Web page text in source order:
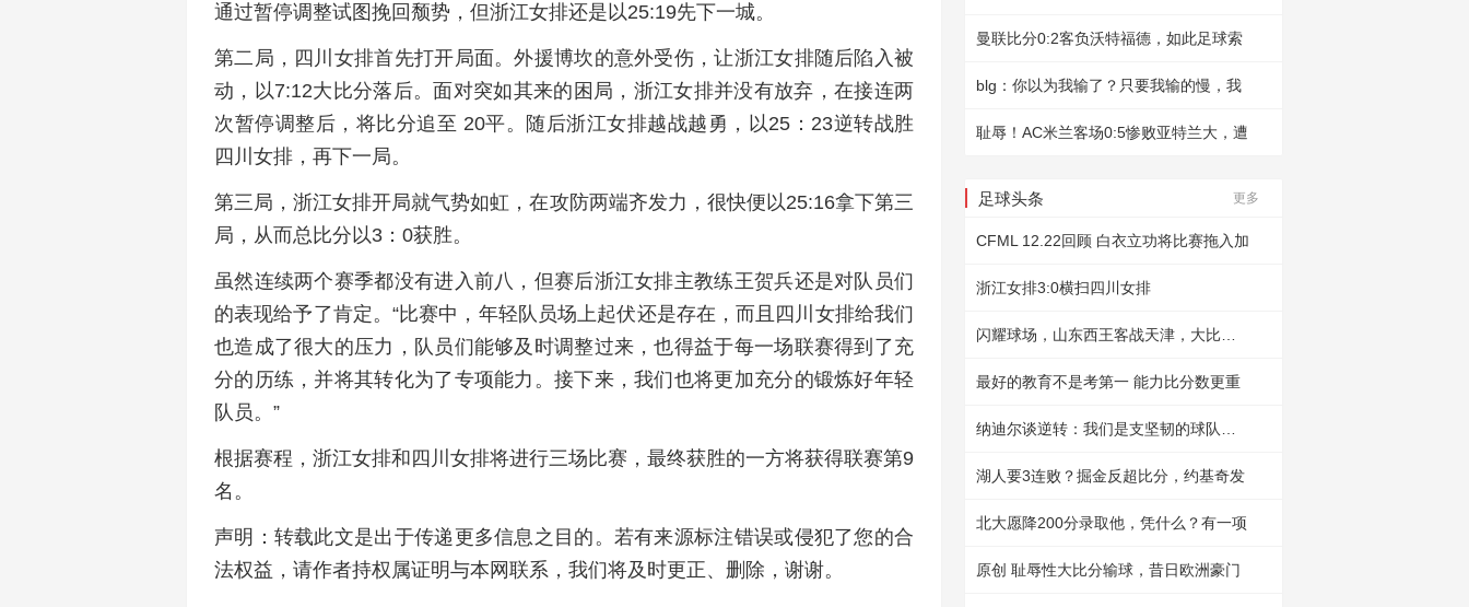
通过暂停调整试图挽回颓势，但浙江女排还是以25:19先下一城。
第二局，四川女排首先打开局面。外援博坎的意外受伤，让浙江女排随后陷入被
动，以7:12大比分落后。面对突如其来的困局，浙江女排并没有放弃，在接连两
次暂停调整后，将比分追至 20平。随后浙江女排越战越勇，以25：23逆转战胜
四川女排，再下一局。
第三局，浙江女排开局就气势如虹，在攻防两端齐发力，很快便以25:16拿下第三
局，从而总比分以3：0获胜。
虽然连续两个赛季都没有进入前八，但赛后浙江女排主教练王贺兵还是对队员们
的表现给予了肯定。“比赛中，年轻队员场上起伏还是存在，而且四川女排给我们
也造成了很大的压力，队员们能够及时调整过来，也得益于每一场联赛得到了充
分的历练，并将其转化为了专项能力。接下来，我们也将更加充分的锻炼好年轻
队员。”
根据赛程，浙江女排和四川女排将进行三场比赛，最终获胜的一方将获得联赛第9
名。
声明：转载此文是出于传递更多信息之目的。若有来源标注错误或侵犯了您的合
法权益，请作者持权属证明与本网联系，我们将及时更正、删除，谢谢。
曼联比分0:2客负沃特福德，如此足球索
blg：你以为我输了？只要我输的慢，我
耻辱！AC米兰客场0:5惨败亚特兰大，遭
足球头条 更多
CFML 12.22回顾 白衣立功将比赛拖入加
浙江女排3:0横扫四川女排
最好的教育不是考第一 能力比分数更重
湖人要3连败？掘金反超比分，约基奇发
北大愿降200分录取他，凭什么？有一项
原创 耻辱性大比分输球，昔日欧洲豪门